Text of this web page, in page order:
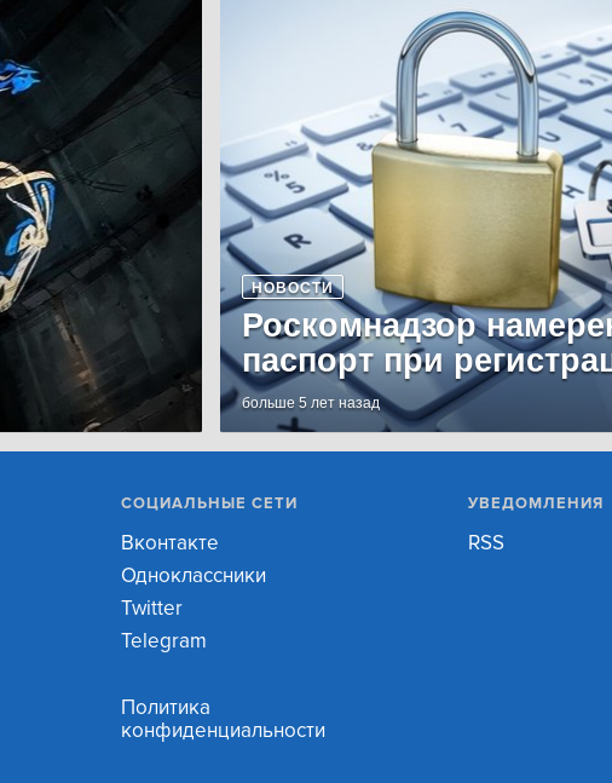
НОВОСТИ
Роскомнадзор
паспорт при
больше 5 лет назад
СОЦИАЛЬНЫЕ СЕТИ
Вконтакте
Одноклассники
Twitter
Telegram
УВЕДОМЛЕНИЯ
RSS
Политика
конфиденциальности